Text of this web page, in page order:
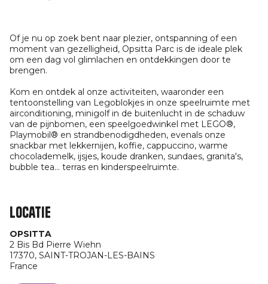
Of je nu op zoek bent naar plezier, ontspanning of een
moment van gezelligheid, Opsitta Parc is de ideale plek
om een dag vol glimlachen en ontdekkingen door te
brengen.
Kom en ontdek al onze activiteiten, waaronder een
tentoonstelling van Legoblokjes in onze speelruimte met
airconditioning, minigolf in de buitenlucht in de schaduw
van de pijnbomen, een speelgoedwinkel met LEGO®,
Playmobil® en strandbenodigdheden, evenals onze
snackbar met lekkernijen, koffie, cappuccino, warme
chocolademelk, ijsjes, koude dranken, sundaes, granita's,
bubble tea... terras en kinderspeelruimte.
Locatie
OPSITTA
2 Bis Bd Pierre Wiehn
17370, SAINT-TROJAN-LES-BAINS
France